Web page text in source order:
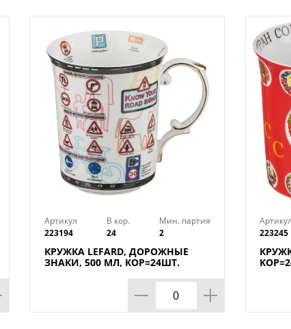
Артикул
223194
В кор.
24
Мин. партия
2
КРУЖКА LEFARD, ДОРОЖНЫЕ
ЗНАКИ, 500 МЛ, КОР=24ШТ.
Артикул
223245